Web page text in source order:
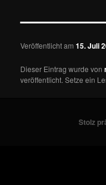
Veröffentlicht am15. Juli
Dieser Eintrag wurde von
veröffentlicht. Setze ein
Stolz